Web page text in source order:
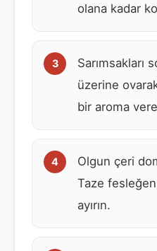
olana kadar
Sarımsakları
üzerine
bir aroma
Olgun çeri
Taze fesleğen
ayırın.